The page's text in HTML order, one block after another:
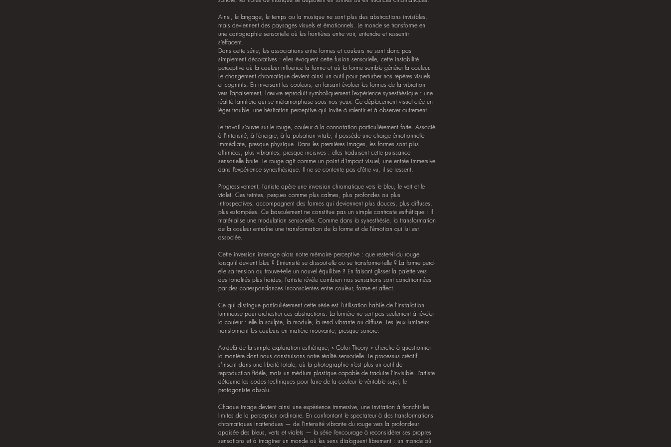
Ainsi, le langage, le temps ou la musique ne sont plus des abstractions invisibles,
mais deviennent des paysages visuels et émotionnels. Le monde se transforme en
une cartographie sensorielle où les frontières entre voir, entendre et ressentir
s’effacent.
Dans cette série, les associations entre formes et couleurs ne sont donc pas
simplement décoratives : elles évoquent cette fusion sensorielle, cette instabilité
perceptive où la couleur influence la forme et où la forme semble générer la couleur.
Le changement chromatique devient ainsi un outil pour perturber nos repères visuels
et cognitifs. En inversant les couleurs, en faisant évoluer les formes de la vibration
vers l’apaisement, l’œuvre reproduit symboliquement l’expérience synesthésique : une
réalité familière qui se métamorphose sous nos yeux. Ce déplacement visuel crée un
léger trouble, une hésitation perceptive qui invite à ralentir et à observer autrement.
Le travail s’ouvre sur le rouge, couleur à la connotation particulièrement forte. Associé
à l’intensité, à l’énergie, à la pulsation vitale, il possède une charge émotionnelle
immédiate, presque physique. Dans les premières images, les formes sont plus
affirmées, plus vibrantes, presque incisives : elles traduisent cette puissance
sensorielle brute. Le rouge agit comme un point d’impact visuel, une entrée immersive
dans l’expérience synesthésique. Il ne se contente pas d’être vu, il se ressent.
Progressivement, l’artiste opère une inversion chromatique vers le bleu, le vert et le
violet. Ces teintes, perçues comme plus calmes, plus profondes ou plus
introspectives, accompagnent des formes qui deviennent plus douces, plus diffuses,
plus estompées. Ce basculement ne constitue pas un simple contraste esthétique : il
matérialise une modulation sensorielle. Comme dans la synesthésie, la transformation
de la couleur entraîne une transformation de la forme et de l’émotion qui lui est
associée.
Cette inversion interroge alors notre mémoire perceptive : que reste-t-il du rouge
lorsqu’il devient bleu ? L’intensité se dissout-elle ou se transforme-t-elle ? La forme perd-
elle sa tension ou trouve-t-elle un nouvel équilibre ? En faisant glisser la palette vers
des tonalités plus froides, l’artiste révèle combien nos sensations sont conditionnées
par des correspondances inconscientes entre couleur, forme et affect.
Ce qui distingue particulièrement cette série est l’utilisation habile de l’installation
lumineuse pour orchestrer ces abstractions. La lumière ne sert pas seulement à révéler
la couleur : elle la sculpte, la module, la rend vibrante ou diffuse. Les jeux lumineux
transforment les couleurs en matière mouvante, presque sonore.
Au-delà de la simple exploration esthétique, « Color Theory » cherche à questionner
la manière dont nous construisons notre réalité sensorielle. Le processus créatif
s’inscrit dans une liberté totale, où la photographie n’est plus un outil de
reproduction fidèle, mais un médium plastique capable de traduire l’invisible. L’artiste
détourne les codes techniques pour faire de la couleur le véritable sujet, le
protagoniste absolu.
Chaque image devient ainsi une expérience immersive, une invitation à franchir les
limites de la perception ordinaire. En confrontant le spectateur à des transformations
chromatiques inattendues — de l’intensité vibrante du rouge vers la profondeur
apaisée des bleus, verts et violets — la série l’encourage à reconsidérer ses propres
sensations et à imaginer un monde où les sens dialoguent librement : un monde où